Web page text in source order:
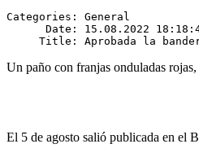
Categories: General
Date: 15.08.2022
Un paño con franjas onduladas
El 5 de agosto salió publicada en el